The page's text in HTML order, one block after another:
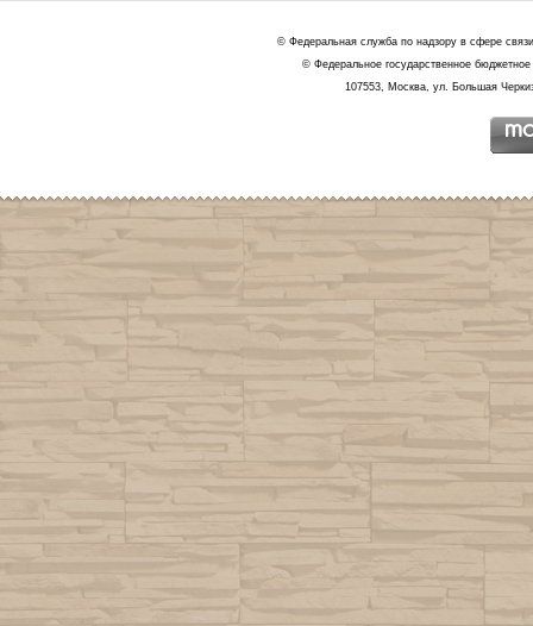
© Федеральная служба по надзору в сфере
© Федеральное государственное
107553, Москва, ул. Большая